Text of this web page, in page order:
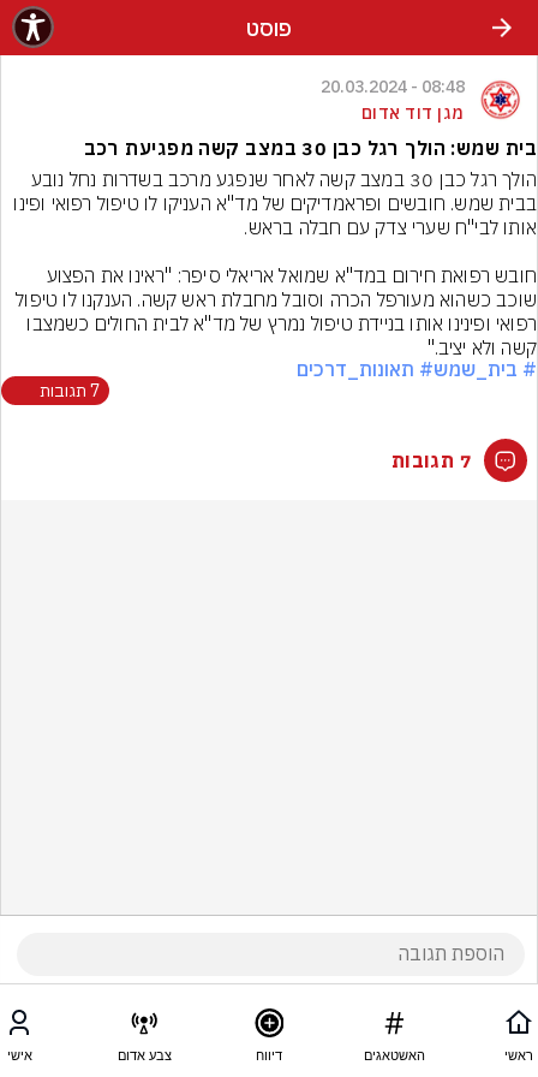
פוסט
08:48 - 20.03.2024
מגן דוד אדום
בית שמש: הולך רגל כבן 30 במצב קשה מפגיעת רכב
שוכב כשהוא מעורפל הכרה וסובל מחבלת ראש קשה. הענקנו לו טיפול
קשה ולא יציב."
# בית_שמש# תאונות_דרכים
7 תגובות
7 תגובות
ראשי האשטאגים דיווח צבע אדום אישי